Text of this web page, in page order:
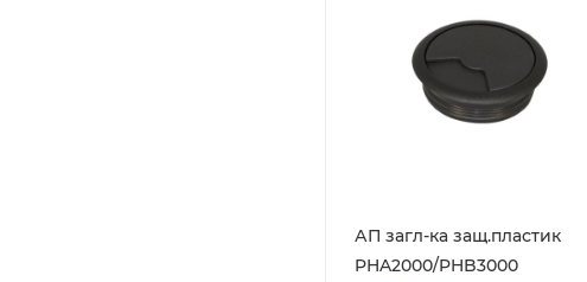
АП загл-ка защ.пластик
PHA2000/PHB3000